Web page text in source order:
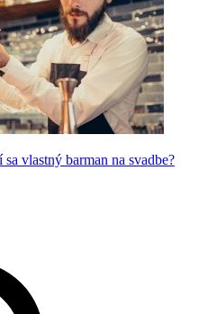
vlastný barman na svadbe?